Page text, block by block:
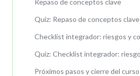
Quiz: Repaso de conceptos clave
Próximos pasos y cierre del curso